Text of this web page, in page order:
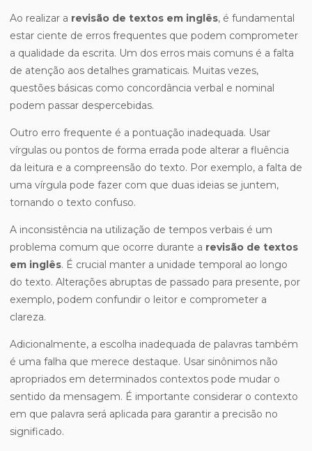
Ao realizar a revisão de textos em inglês, é fundamental
estar ciente de erros frequentes que podem comprometer
a qualidade da escrita. Um dos erros mais comuns é a falta
de atenção aos detalhes gramaticais. Muitas vezes,
questões básicas como concordância verbal e nominal
podem passar despercebidas.
Outro erro frequente é a pontuação inadequada. Usar
vírgulas ou pontos de forma errada pode alterar a fluência
da leitura e a compreensão do texto. Por exemplo, a falta de
uma vírgula pode fazer com que duas ideias se juntem,
tornando o texto confuso.
A inconsistência na utilização de tempos verbais é um
problema comum que ocorre durante a revisão de textos
em inglês. É crucial manter a unidade temporal ao longo
do texto. Alterações abruptas de passado para presente, por
exemplo, podem confundir o leitor e comprometer a
clareza.
Adicionalmente, a escolha inadequada de palavras também
é uma falha que merece destaque. Usar sinônimos não
apropriados em determinados contextos pode mudar o
sentido da mensagem. É importante considerar o contexto
em que palavra será aplicada para garantir a precisão no
significado.